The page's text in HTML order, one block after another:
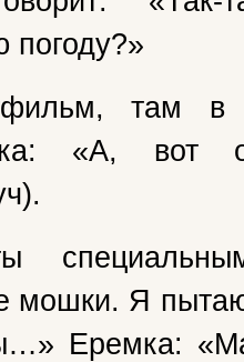
погоду?»
там в
«А, вот
мошки. Я
Еремка: